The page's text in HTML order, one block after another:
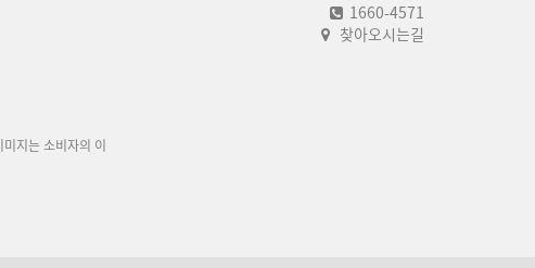
1660-4571
찾아오시는길
지는 소비자의 이